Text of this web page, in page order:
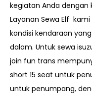
kegiatan Anda dengan
Layanan Sewa Elf
kondisi kendaraan
dalam. Untuk sewa
join fun trans
short 15 seat untuk
untuk penumpang,